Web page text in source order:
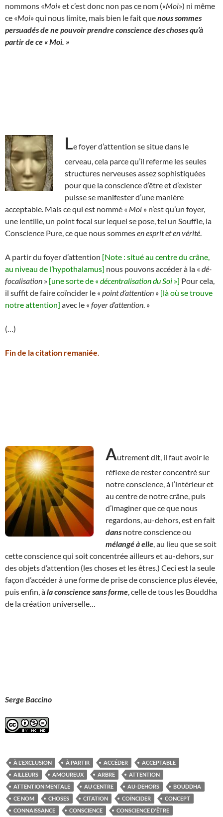
nommons «Moi» et c’est donc non pas ce nom («Moi») ni même
ce «Moi» qui nous limite, mais bien le fait quenous sommes
persuadés de ne pouvoir prendre conscience des choses qu’à
partir de ce « Moi. »
Le foyer d’attention se situe dans le
cerveau, cela parce qu’il referme les seules
structures nerveuses assez sophistiquées
pour que la conscience d’être et d’exister
puisse se manifester d’une manière
acceptable. Mais ce qui est nommé « Moi » n’est qu’un foyer,
une lentille, un point focal sur lequel se pose, tel un Souffle, la
Conscience Pure, ce que nous sommesen esprit et en vérité
A partir du foyer d’attention [Note : situé au centre du crâne,
au niveau de l’hypothalamus] nous pouvons accéder à la « dé-
focalisation » [une sorte de « décentralisation du Soi »] Pour cela,
il suffit de faire coïncider le « point d’attention » [là où se trouve
notre attention] avec le « foyer d’attention . »
(…)
Fin de la citation remaniée
Autrement dit, il faut avoir le
réflexe de rester concentré sur
notre conscience, à l’intérieur et
au centre de notre crâne, puis
d’imaginer que ce que nous
regardons, au-dehors, est en fait
dans notre conscience ou
mélangé à elle , au lieu que se soit
cette conscience qui soit concentrée ailleurs et au-dehors, sur
des objets d’attention (les choses et les êtres.) Ceci est la seule
façon d’accéder à une forme de prise de conscience plus élevée,
puis enfin, àla conscience sans forme , celle de tous les Bouddha
de la création universelle…
Serge Baccino
À L'EXCLUSION À PARTIR ACCÉDER
ACCEPTABLE
AILLEURS
AMOUREUX ARBRE
ATTENTION
ATTENTION MENTALE
AU CENTRE AU-DEHORS
BOUDDHA
CE NOM
CHOSES CITATION COÏNCIDER
CONCEPT
CONNAISSANCE
CONSCIENCE CONSCIENCE D'ÊTRE